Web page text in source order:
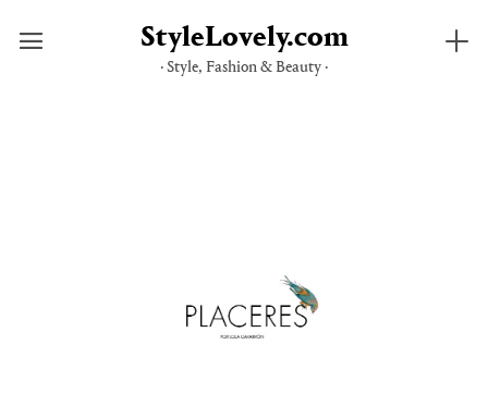
StyleLovely.com
· Style, Fashion & Beauty ·